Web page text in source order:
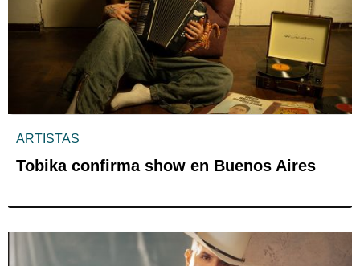
ARTISTAS
Tobika confirma show en Buenos Aires